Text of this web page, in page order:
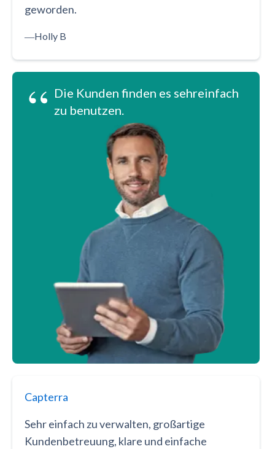
geworden.
―Holly B
“ Die Kunden finden es sehreinfach
zu benutzen.
Capterra
Sehr einfach zu verwalten, großartige
Kundenbetreuung, klare und einfache